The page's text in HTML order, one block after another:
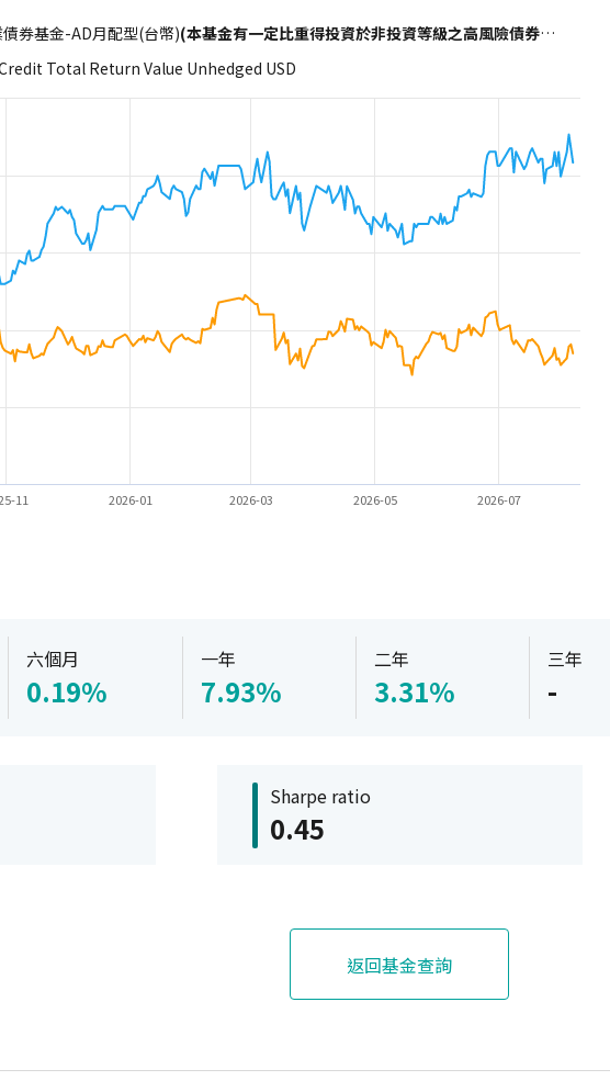
券基金-AD月配型(台幣)(本基金有一定比重得投資於非投資等級之高風險債券且配息來源可能為本金)
Total Return Value Unhedged USD
11 2026-01 2026-03 2026-05 2026-07
六個月
0.19%
一年
7.93%
二年
3.31%
三年
-
Sharpe ratio
0.45
返回基金查詢